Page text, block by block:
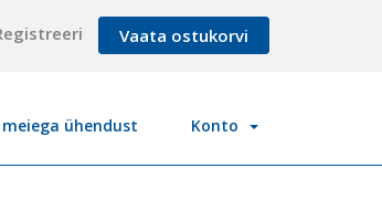
Vaata ostukorvi
ühendust Konto